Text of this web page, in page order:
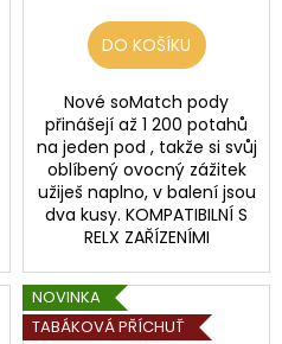
DO KOŠÍKU
Nové soMatch pody
přinášejí až 1 200 potahů
na jeden pod , takže si svůj
oblíbený ovocný zážitek
užiješ naplno, v balení jsou
dva kusy. KOMPATIBILNÍ S
RELX ZAŘÍZENÍMI
NOVINKA
TABÁKOVÁ PŘÍCHUŤ